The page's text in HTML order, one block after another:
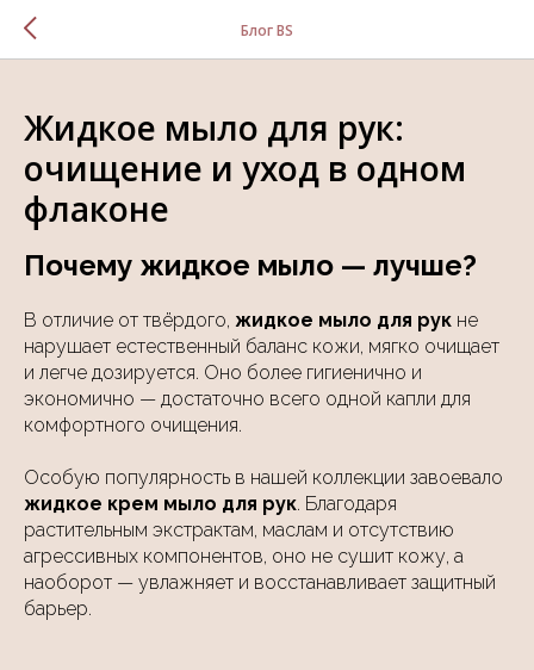
Блог BS
Жидкое мыло для рук:
очищение и уход в одном
флаконе
Почему жидкое мыло — лучше?
В отличие от твёрдого, жидкое мыло для рук не
нарушает естественный баланс кожи, мягко очищает
и легче дозируется. Оно более гигиенично и
экономично — достаточно всего одной капли для
комфортного очищения.
Особую популярность в нашей коллекции завоевало
жидкое крем мыло для рук. Благодаря
растительным экстрактам, маслам и отсутствию
агрессивных компонентов, оно не сушит кожу, а
наоборот — увлажняет и восстанавливает защитный
барьер.